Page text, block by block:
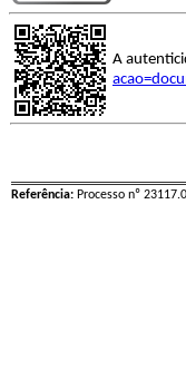
A
Referência: Processo nº